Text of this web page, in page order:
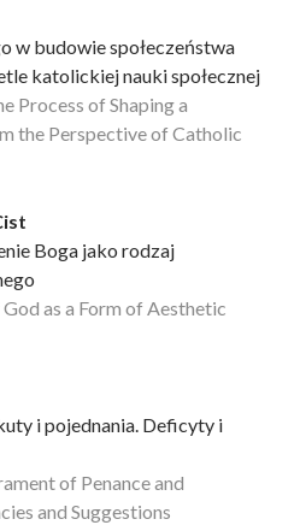
w budowie społeczeństwa
katolickiej nauki społecznej
Process of Shaping a
the Perspective of Catholic
Boga jako rodzaj
as a Form of Aesthetic
i pojednania. Deficyty i
of Penance and
and Suggestions